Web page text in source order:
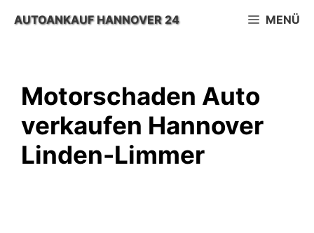
InhaltAUTOANKAUF HANNOVER 24 MENÜ
Motorschaden Auto
verkaufen Hannover
Linden-Limmer